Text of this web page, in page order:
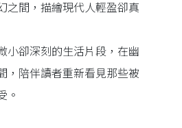
之間，描繪現代人輕盈卻真
小卻深刻的生活片段，在幽
，陪伴讀者重新看見那些被
。